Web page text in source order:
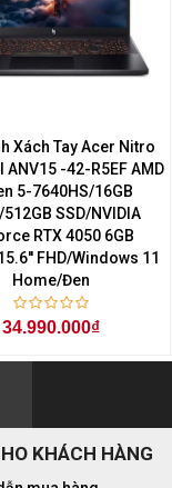
Xách Tay Acer Nitro
ANV15 -42-R5EF AMD
5-7640HS/16GB
512GB SSD/NVIDIA
RTX 4050 6GB
FHD/Windows 11
Home/Đen
34.990.000₫
KHÁCH HÀNG